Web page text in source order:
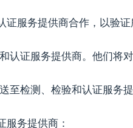
服务提供商合作，以验证
证服务提供商。他们将
检测、检验和认证服务
务提供商：